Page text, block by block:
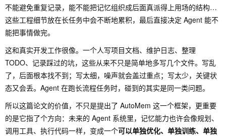
不能避免重复记录，能不能把记忆组织成后面真派得上用场的结构…
这些工程细节放在长任务中会不断地累积，最后直接决定 Agent 能不
能把事情做完。
这和真实开发工作很像。一个人写项目文档、维护日志、整理
TODO、记录踩过的坑，这些从来不只是简单地多写几个文件。写乱
了，后面根本找不到；写太细，噪声就会盖过重点；写太少，关键状
态又会丢。Agent 在跑长流程任务时，碰到的其实是同一类问题。
所以这篇论文的价值，不只是提出了 AutoMem 这一个框架，更重要
的是它指了个方向：未来的 Agent 系统里，记忆能力也许会像规划、
调用工具、执行代码一样，变成一个可以单独优化、单独训练、单独